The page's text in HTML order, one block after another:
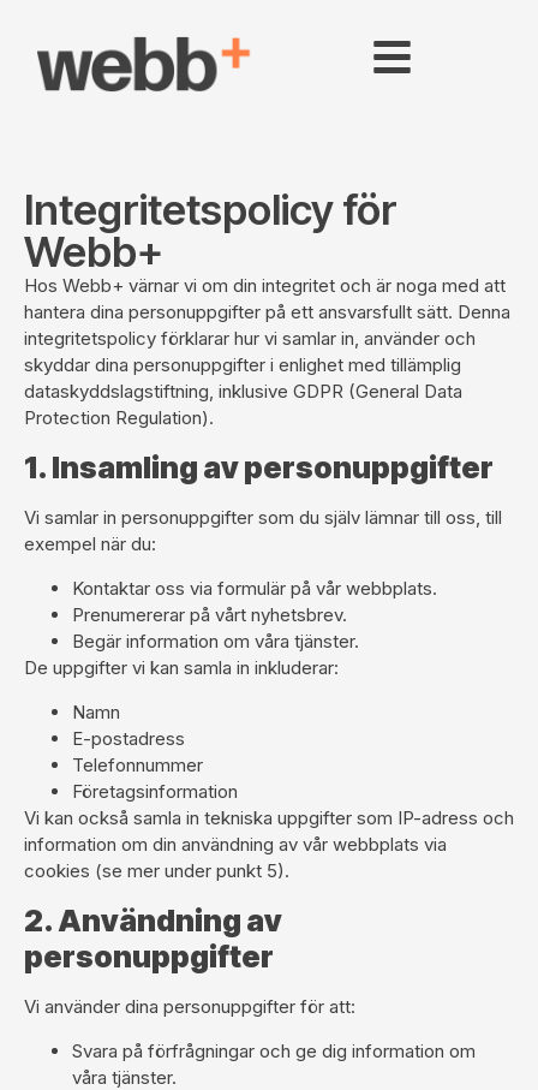
Integritetspolicy för
Webb+
Hos Webb+ värnar vi om din integritet och är noga med att
hantera dina personuppgifter på ett ansvarsfullt sätt. Denna
integritetspolicy förklarar hur vi samlar in, använder och
skyddar dina personuppgifter i enlighet med tillämplig
dataskyddslagstiftning, inklusive GDPR (General Data
Protection Regulation).
1. Insamling av personuppgifter
Vi samlar in personuppgifter som du själv lämnar till oss, till
exempel när du:
Kontaktar oss via formulär på vår webbplats.
Prenumererar på vårt nyhetsbrev.
Begär information om våra tjänster.
De uppgifter vi kan samla in inkluderar:
Namn
E-postadress
Telefonnummer
Företagsinformation
Vi kan också samla in tekniska uppgifter som IP-adress och
information om din användning av vår webbplats via
cookies (se mer under punkt 5).
2. Användning av
personuppgifter
Vi använder dina personuppgifter för att:
Svara på förfrågningar och ge dig information om
våra tjänster.